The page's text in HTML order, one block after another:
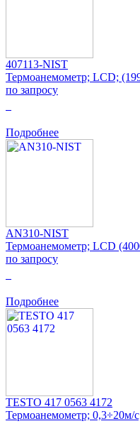
407113-NIST
Термоанемометр; LCD;
по запросу
Подробнее
AN310-NIST
Термоанемометр; LCD
по запросу
Подробнее
TESTO 417 0563 4172
Термоанемометр; 0,3÷20м/